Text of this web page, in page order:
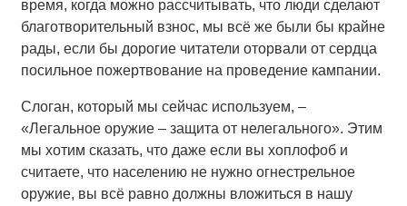
время, когда можно рассчитывать, что люди сделают
благотворительный взнос, мы всё же были бы крайне
рады, если бы дорогие читатели оторвали от сердца
посильное пожертвование на проведение кампании.
Слоган, который мы сейчас используем, –
«Легальное оружие – защита от нелегального». Этим
мы хотим сказать, что даже если вы хоплофоб и
считаете, что населению не нужно огнестрельное
оружие, вы всё равно должны вложиться в нашу